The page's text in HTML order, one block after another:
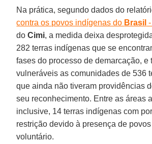
Na prática, segundo dados do
contra os povos indígenas do Brasil
doCimi, a medida deixa
282 terras indígenas que se
fases do processo de demarcação, e
vulneráveis as comunidades de 536
que ainda não tiveram providências
seu reconhecimento. Entre as áreas
inclusive, 14 terras indígenas com
restrição devido à presença de
voluntário.